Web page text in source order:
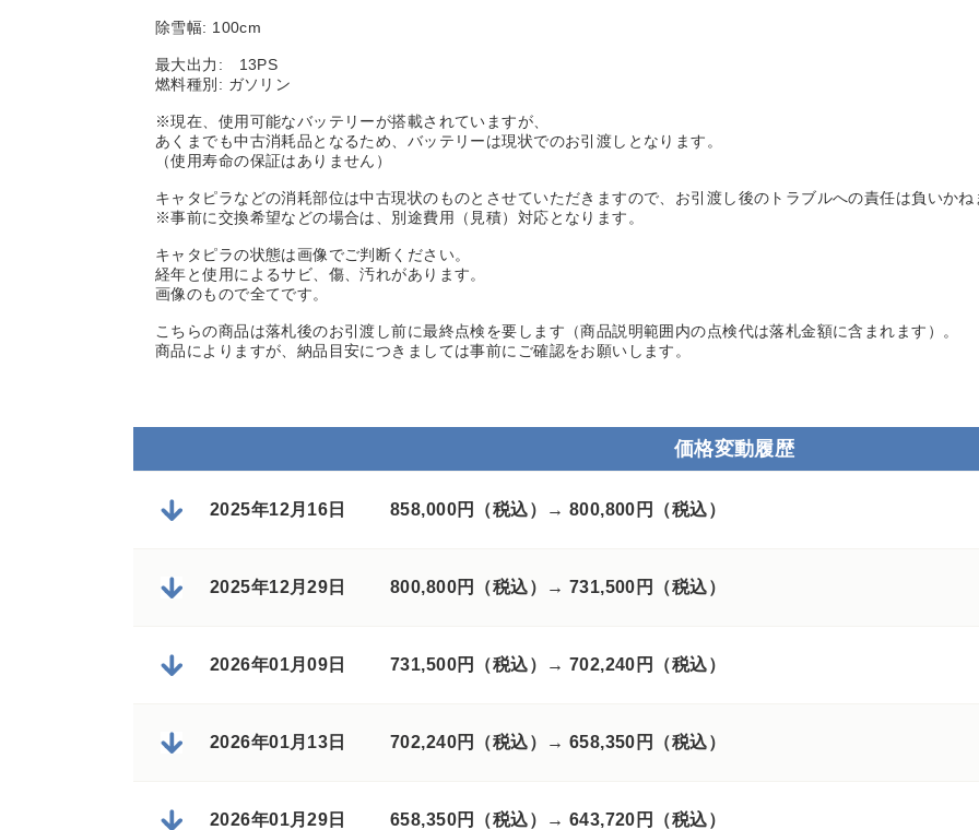
除雪幅: 100cm
最大出力: 13PS
燃料種別: ガソリン
※現在、使用可能なバッテリーが搭載されていますが、
あくまでも中古消耗品となるため、バッテリーは現状でのお引渡しとなります。
（使用寿命の保証はありません）
キャタピラなどの消耗部位は中古現状のものとさせていただきますので、お引渡し後のトラブルへの責任は負いかね
※事前に交換希望などの場合は、別途費用（見積）対応となります。
キャタピラの状態は画像でご判断ください。
経年と使用によるサビ、傷、汚れがあります。
画像のもので全てです。
こちらの商品は落札後のお引渡し前に最終点検を要します（商品説明範囲内の点検代は落札金額に含まれます）。
商品によりますが、納品目安につきましては事前にご確認をお願いします。
価格変動履歴
2025年12月16日 858,000円（税込）→ 800,800円（税込）
2025年12月29日 800,800円（税込）→ 731,500円（税込）
2026年01月09日 731,500円（税込）→ 702,240円（税込）
2026年01月13日 702,240円（税込）→ 658,350円（税込）
2026年01月29日 658,350円（税込）→ 643,720円（税込）